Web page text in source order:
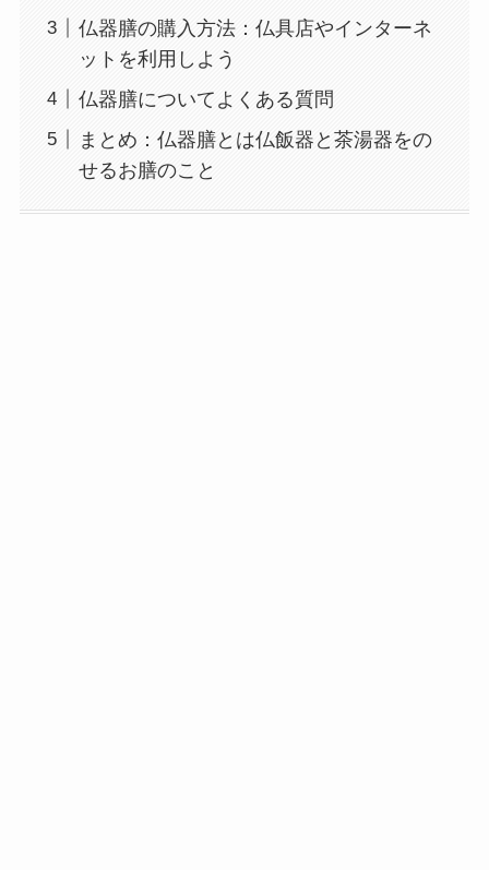
仏器膳の購入方法：仏具店やインターネ
ットを利用しよう
仏器膳についてよくある質問
まとめ：仏器膳とは仏飯器と茶湯器をの
せるお膳のこと